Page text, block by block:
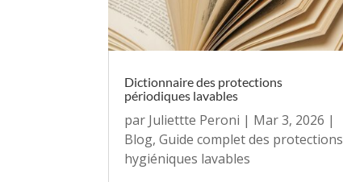
Dictionnaire des protections
périodiques lavables
par Juliettte Peroni | Mar 3, 2026 |
Blog,Guide complet des protections
hygiéniques lavables